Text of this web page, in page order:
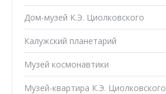
Дом-музей К.Э. Циолковского
Калужский планетарий
Музей космонавтики
Музей-квартира К.Э. Циолковского